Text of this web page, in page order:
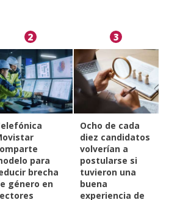
2
para
brecha
género en
3
Ocho de cada
diez candidatos
volverían a
postularse si
tuvieron una
buena
experiencia de